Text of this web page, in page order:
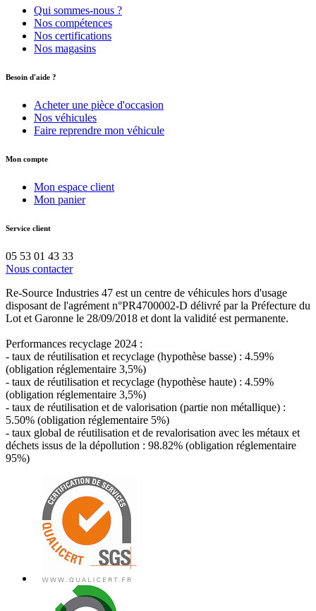
Qui sommes-nous ?
Nos compétences
Nos certifications
Nos magasins
Besoin d'aide ?
Acheter une pièce d'occasion
Nos véhicules
Faire reprendre mon véhicule
Mon compte
Mon espace client
Mon panier
Service client
05 53 01 43 33
Nous contacter
Re-Source Industries 47 est un centre de véhicules hors d'usage
disposant de l'agrément n°PR4700002-D délivré par la Préfecture du
Lot et Garonne le 28/09/2018 et dont la validité est permanente.
Performances recyclage 2024 :
- taux de réutilisation et recyclage (hypothèse basse) : 4.59%
(obligation réglementaire 3,5%)
- taux de réutilisation et recyclage (hypothèse haute) : 4.59%
(obligation réglementaire 3,5%)
- taux de réutilisation et de valorisation (partie non métallique) :
5.50% (obligation réglementaire 5%)
- taux global de réutilisation et de revalorisation avec les métaux et
déchets issus de la dépollution : 98.82% (obligation réglementaire
95%)